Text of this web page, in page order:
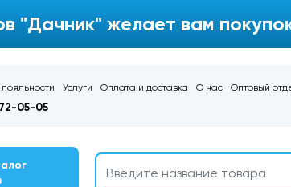
"Дачник" желает вам
Услуги Оплата и доставка О нас Оптовый
05-05